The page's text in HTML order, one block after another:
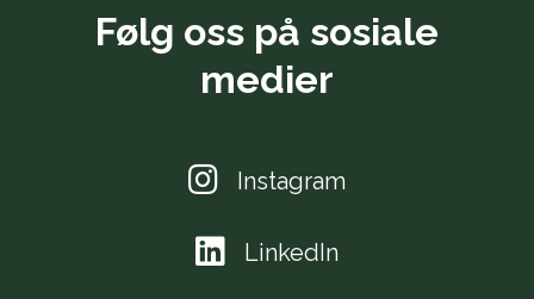
Følg oss på sosiale
medier
Instagram
LinkedIn